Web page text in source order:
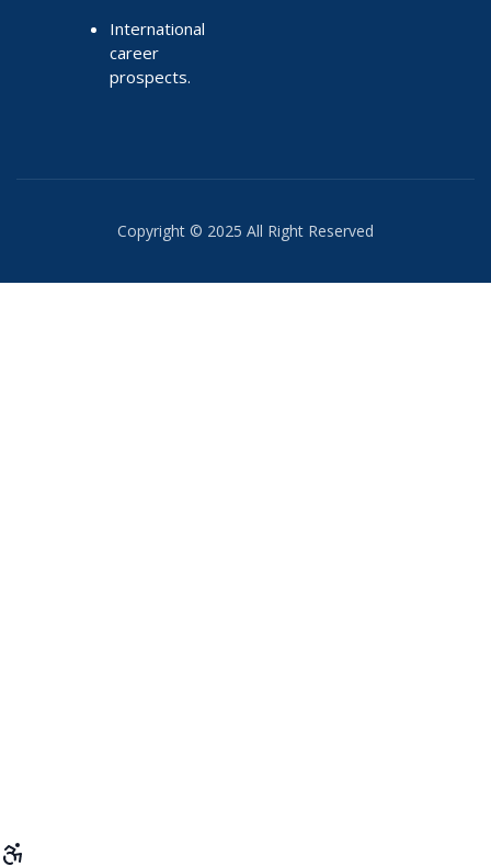
International
career
prospects.
Copyright © 2025 All Right Reserved